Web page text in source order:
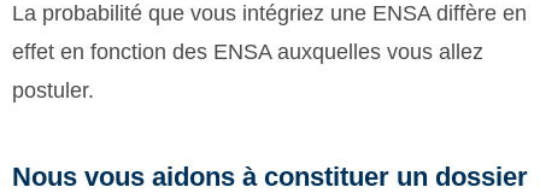
La probabilité que vous intégriez une ENSA diffère en
effet en fonction des ENSA auxquelles vous allez
postuler.
Nous vous aidons à constituer un dossier